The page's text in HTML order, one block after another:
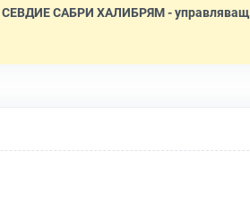
СЕВДИЕ САБРИ ХАЛИБРЯМ - управляващ